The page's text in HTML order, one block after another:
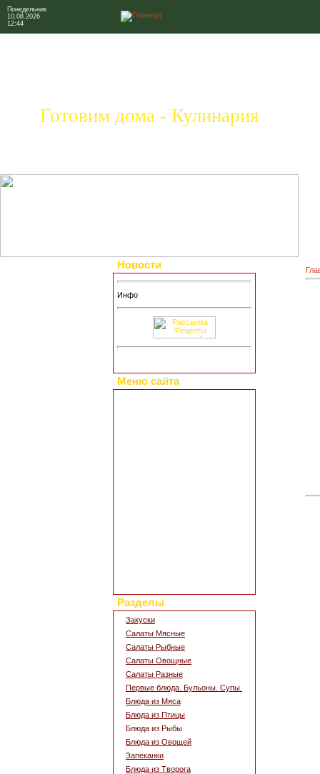
Понедельник
10.08.2026
12:44
Готовим дома - Кулинария
Новости
Инфо
Меню сайта
Разделы
Закуски
Салаты Мясные
Салаты Рыбные
Салаты Овощные
Салаты Разные
Первые блюда. Бульоны. Супы.
Блюда из Мяса
Блюда из Птицы
Блюда из Рыбы
Блюда из Овощей
Запеканки
Блюда из Творога